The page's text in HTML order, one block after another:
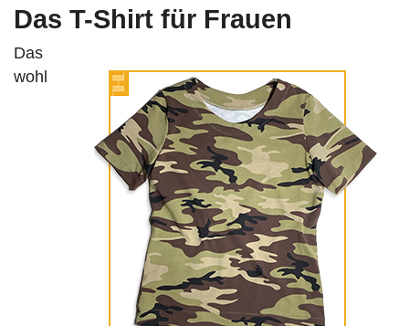
Das T-Shirt für Frauen
Das
wohl